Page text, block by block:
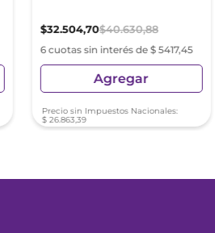
$32.504,70$40.630,88
6 cuotas sin interés de $ 5417,45
Agregar
Precio sin Impuestos Nacionales:
$ 26.863,39